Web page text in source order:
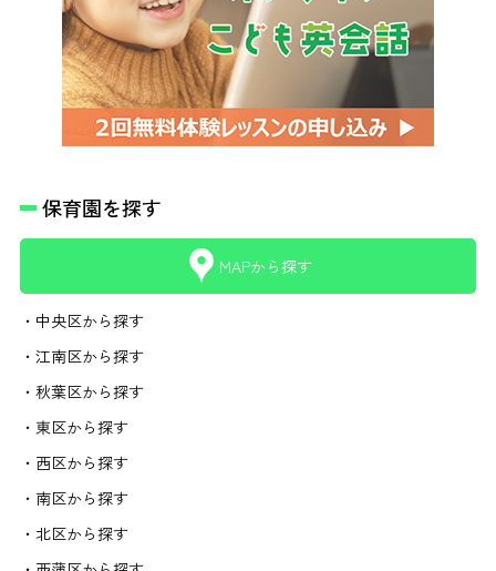
保育園を探す
MAPから探す
・中央区から探す
・江南区から探す
・秋葉区から探す
・東区から探す
・西区から探す
・南区から探す
・北区から探す